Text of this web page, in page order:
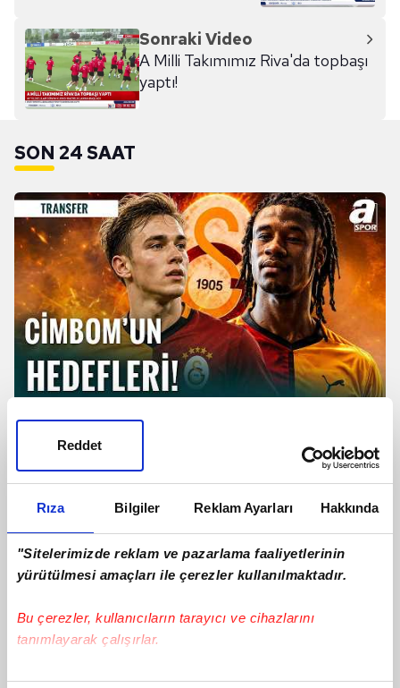
Rıza Bilgiler Reklam Ayarları Hakkında
"Sitelerimizde reklam ve pazarlama faaliyetlerinin
yürütülmesi amaçları ile çerezler kullanılmaktadır.
Bu çerezler, kullanıcıların tarayıcı ve cihazlarını
tanımlayarak çalışırlar.
Bu çerezlere izin vermeniz halinde sizlere özel
Reddet
Sonraki Video
A Milli Takımımız Riva'da topbaşı
yaptı!
SON 24 SAAT
Camavinga Ve Sergey Batrakov
Hamlesi!